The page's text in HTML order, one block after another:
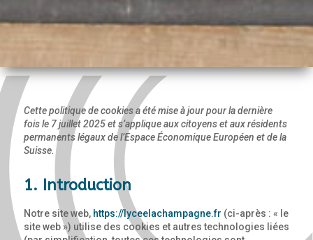
Cette politique de cookies a été mise à jour pour la dernière
fois le 7 juillet 2025 et s’applique aux citoyens et aux résidents
permanents légaux de l’Espace Économique Européen et de la
Suisse.
1. Introduction
Notre site web, https://lyceelachampagne.fr (ci-après : « le
site web ») utilise des cookies et autres technologies liées